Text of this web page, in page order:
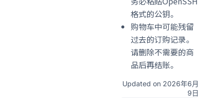
格式的公钥。
购物车中可能残留
过去的订购记录。
请删除不需要的商
品后再结账。
Updated on 2026年6月
9日